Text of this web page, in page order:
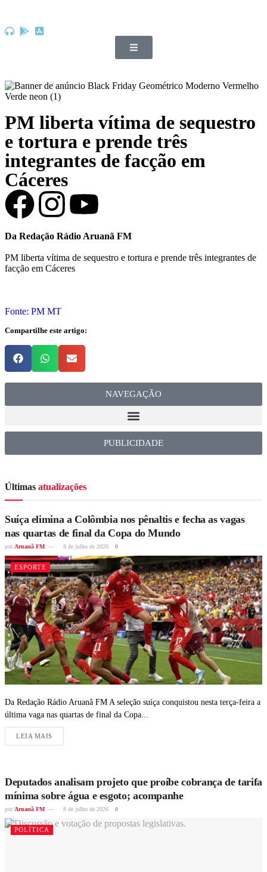
PM liberta vítima de sequestro
e tortura e prende três
integrantes de facção em
Cáceres
Da Redação Rádio Aruanã FM
PM liberta vítima de sequestro e tortura e prende três integrantes de
facção em Cáceres
Fonte: PM MT
Compartilhe este artigo:
NAVEGAÇÃO
PUBLICIDADE
Últimas atualizações
Suíça elimina a Colômbia nos pênaltis e fecha as vagas
nas quartas de final da Copa do Mundo
por Aruanã FM 8 de julho de 2026 0
ESPORTE
Da Redação Rádio Aruanã FM A seleção suíça conquistou nesta terça-feira a
última vaga nas quartas de final da Copa...
LEIA MAIS
Deputados analisam projeto que proíbe cobrança de tarifa
mínima sobre água e esgoto; acompanhe
por Aruanã FM 8 de julho de 2026 0
POLÍTICA